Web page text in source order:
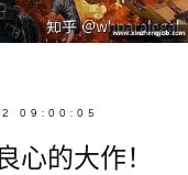
09:00:05
心的大作！